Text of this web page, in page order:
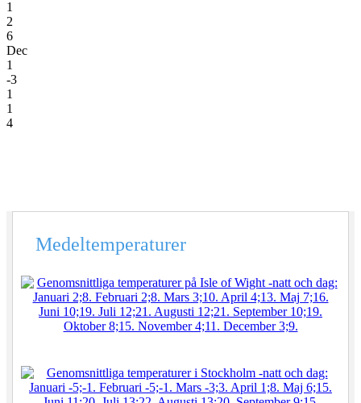
1
2
6
Dec
1
-3
1
1
4
Medeltemperaturer